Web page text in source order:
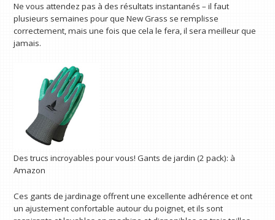
Ne vous attendez pas à des résultats instantanés – il faut
plusieurs semaines pour que New Grass se remplisse
correctement, mais une fois que cela le fera, il sera meilleur que
jamais.
Des trucs incroyables pour vous!Gants de jardin (2 pack): à
Amazon
Ces gants de jardinage offrent une excellente adhérence et ont
un ajustement confortable autour du poignet, et ils sont